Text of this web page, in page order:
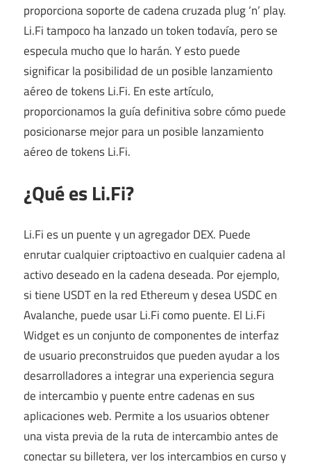
proporciona soporte de cadena cruzada plug ‘n’ play.
Li.Fi tampoco ha lanzado un token todavía, pero se
especula mucho que lo harán. Y esto puede
significar la posibilidad de un posible lanzamiento
aéreo de tokens Li.Fi. En este artículo,
proporcionamos la guía definitiva sobre cómo puede
posicionarse mejor para un posible lanzamiento
aéreo de tokens Li.Fi.
¿Qué es Li.Fi?
Li.Fi es un puente y un agregador DEX. Puede
enrutar cualquier criptoactivo en cualquier cadena al
activo deseado en la cadena deseada. Por ejemplo,
si tiene USDT en la red Ethereum y desea USDC en
Avalanche, puede usar Li.Fi como puente. El Li.Fi
Widget es un conjunto de componentes de interfaz
de usuario preconstruidos que pueden ayudar a los
desarrolladores a integrar una experiencia segura
de intercambio y puente entre cadenas en sus
aplicaciones web. Permite a los usuarios obtener
una vista previa de la ruta de intercambio antes de
conectar su billetera, ver los intercambios en curso y